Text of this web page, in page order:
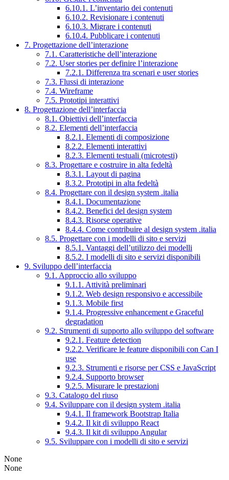
6.10.1. L’inventario dei contenuti
6.10.2. Revisionare i contenuti
6.10.3. Migrare i contenuti
6.10.4. Pubblicare i contenuti
7. Progettazione dell’interazione
7.1. Caratteristiche dell’interazione
7.2. User stories per definire l’interazione
7.2.1. Differenza tra scenari e user stories
7.3. Flussi di interazione
7.4. Wireframe
7.5. Prototipi interattivi
8. Progettazione dell’interfaccia
8.1. Obiettivi dell’interfaccia
8.2. Elementi dell’interfaccia
8.2.1. Elementi di composizione
8.2.2. Elementi interattivi
8.2.3. Elementi testuali (microtesti)
8.3. Progettare e costruire in alta fedeltà
8.3.1. Layout di pagina
8.3.2. Prototipi in alta fedeltà
8.4. Progettare con il design system .italia
8.4.1. Documentazione
8.4.2. Benefici del design system
8.4.3. Risorse operative
8.4.4. Come contribuire al design system .italia
8.5. Progettare con i modelli di sito e servizi
8.5.1. Vantaggi dell’utilizzo dei modelli
8.5.2. I modelli di sito e servizi disponibili
9. Sviluppo dell’interfaccia
9.1. Approccio allo sviluppo
9.1.1. Attività preliminari
9.1.2. Web design responsivo e accessibile
9.1.3. Mobile first
9.1.4. Progressive enhancement e Graceful
degradation
9.2. Strumenti di supporto allo sviluppo del software
9.2.1. Feature detection
9.2.2. Verificare le feature disponibili con Can I
use
9.2.3. Strumenti e risorse per CSS e JavaScript
9.2.4. Supporto browser
9.2.5. Misurare le prestazioni
9.3. Catalogo del riuso
9.4. Sviluppare con il design system .italia
9.4.1. Il framework Bootstrap Italia
9.4.2. Il kit di sviluppo React
9.4.3. Il kit di sviluppo Angular
9.5. Sviluppare con i modelli di sito e servizi
None
None